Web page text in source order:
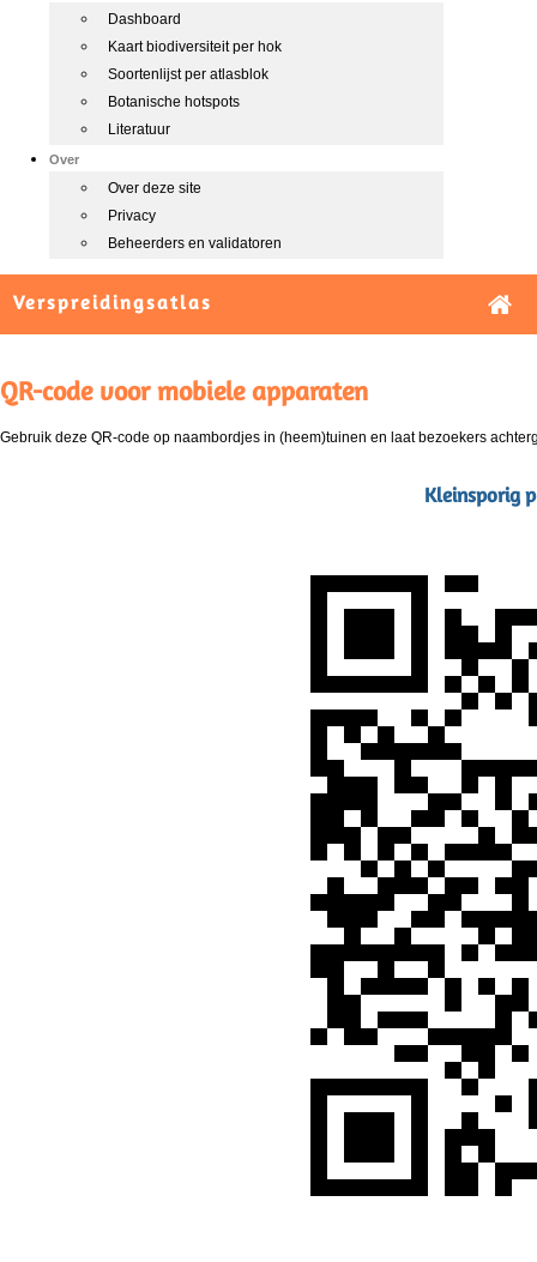
Dashboard
Kaart biodiversiteit per hok
Soortenlijst per atlasblok
Botanische hotspots
Literatuur
Over
Over deze site
Privacy
Beheerders en validatoren
Verspreidingsatlas
QR-code voor mobiele apparaten
Gebruik deze QR-code op naambordjes in (heem)tuinen en laat bezoekers
Kleinsporig